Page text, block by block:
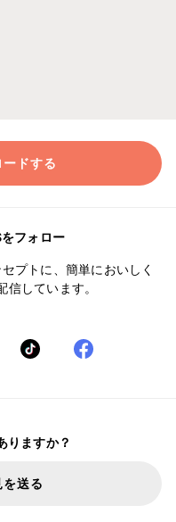
ドする
フォロー
プトに、簡単においしく
しています。
りますか？
送る